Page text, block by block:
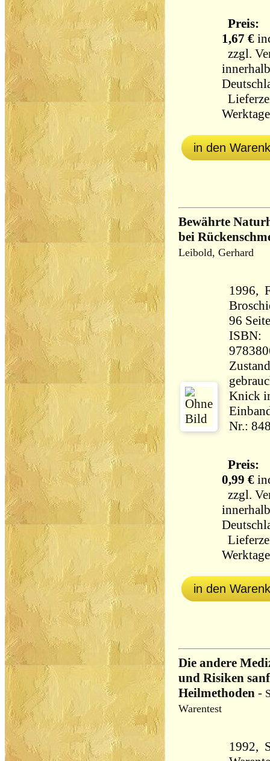
Preis:
1,67 €
zzgl.
innerhalb
in den
Bewährte
bei
Leibold, Gerhard
1996,
96 Seiten
ISBN:
Knick
Nr.:
Preis:
0,99 €
zzgl.
innerhalb
in den
Die andere
und Risiken
Heilmethoden -
Warentest
1992,